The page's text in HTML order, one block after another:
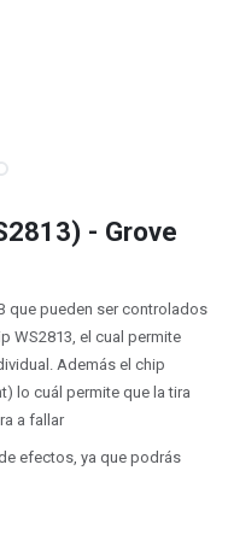
- Grove
que pueden ser controlados
WS2813, el cual permite
Además el chip
lo cuál permite que la tira
a fallar
efectos, ya que podrás